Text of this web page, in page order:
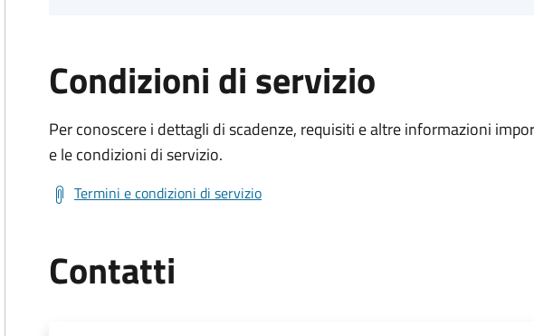
Condizioni di servizio
Per conoscere i dettagli di scadenze, requisiti e altre informazioni
e le condizioni di servizio.
Termini e condizioni di servizio
Contatti